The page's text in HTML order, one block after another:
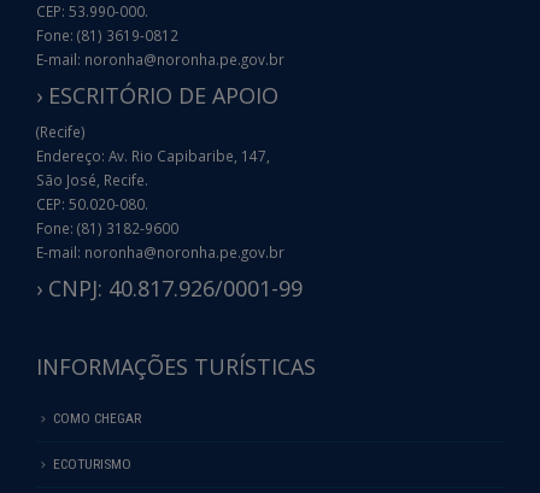
CEP: 53.990-000.
Fone: (81) 3619-0812
E-mail: noronha@noronha.pe.gov.br
› ESCRITÓRIO DE APOIO
(Recife)
Endereço: Av. Rio Capibaribe, 147,
São José, Recife.
CEP: 50.020-080.
Fone: (81) 3182-9600
E-mail: noronha@noronha.pe.gov.br
› CNPJ: 40.817.926/0001-99
INFORMAÇÕES TURÍSTICAS
COMO CHEGAR
ECOTURISMO